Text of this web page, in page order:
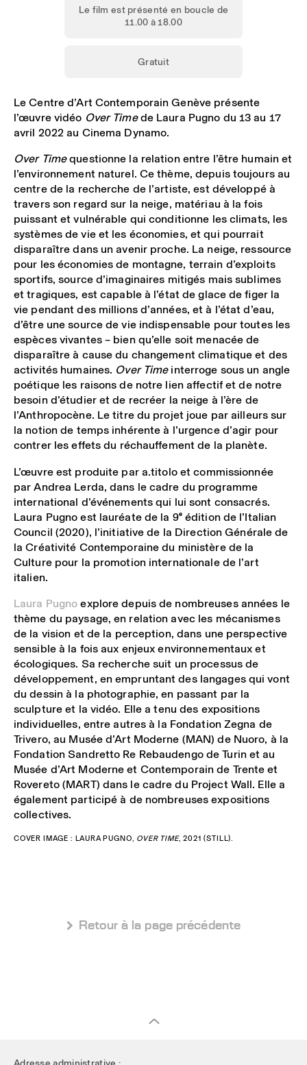
Le film est présenté en boucle de
11.00 à 18.00
Gratuit
Le Centre d’Art Contemporain Genève présente
l’œuvre vidéo Over Timede Laura Pugno du 13 au 17
avril 2022 au Cinema Dynamo.
Over Timequestionne la relation entre l’être humain et
l’environnement naturel. Ce thème, depuis toujours au
centre de la recherche de l’artiste, est développé à
travers son regard sur la neige, matériau à la fois
puissant et vulnérable qui conditionne les climats, les
systèmes de vie et les économies, et qui pourrait
disparaître dans un avenir proche. La neige, ressource
pour les économies de montagne, terrain d’exploits
sportifs, source d’imaginaires mitigés mais sublimes
et tragiques, est capable à l’état de glace de ﬁger la
vie pendant des millions d’années, et à l’état d’eau,
d’être une source de vie indispensable pour toutes les
espèces vivantes – bien qu’elle soit menacée de
disparaître à cause du changement climatique et des
activités humaines. Over Timeinterroge sous un angle
poétique les raisons de notre lien affectif et de notre
besoin d’étudier et de recréer la neige à l’ère de
l’Anthropocène. Le titre du projet joue par ailleurs sur
la notion de temps inhérente à l’urgence d’agir pour
contrer les effets du réchauffement de la planète.
L’œuvre est produite par a.titolo et commissionnée
par Andrea Lerda, dans le cadre du programme
international d’événements qui lui sont consacrés.
Laura Pugno est lauréate de la 9eédition de l’Italian
Council (2020), l’initiative de la Direction Générale de
la Créativité Contemporaine du ministère de la
Culture pour la promotion internationale de l’art
italien.
Laura Pugnoexplore depuis de nombreuses années le
thème du paysage, en relation avec les mécanismes
de la vision et de la perception, dans une perspective
sensible à la fois aux enjeux environnementaux et
écologiques. Sa recherche suit un processus de
développement, en empruntant des langages qui vont
du dessin à la photographie, en passant par la
sculpture et la vidéo. Elle a tenu des expositions
individuelles, entre autres à la Fondation Zegna de
Trivero, au Musée d’Art Moderne (MAN) de Nuoro, à la
Fondation Sandretto Re Rebaudengo de Turin et au
Musée d’Art Moderne et Contemporain de Trente et
Rovereto (MART) dans le cadre du Project Wall. Elle a
également participé à de nombreuses expositions
collectives.
COVER IMAGE : LAURA PUGNO, OVER TIME, 2021 (STILL).
 Retour à la page précédente